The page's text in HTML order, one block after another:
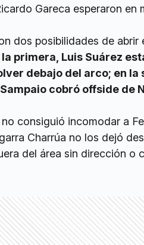
Gareca esperaron en
dos posibilidades de abrir
la primera, Luis Suárez
debajo del arco; en
cobró offside de
consiguió incomodar a
Charrúa no los dejó
del área sin dirección o